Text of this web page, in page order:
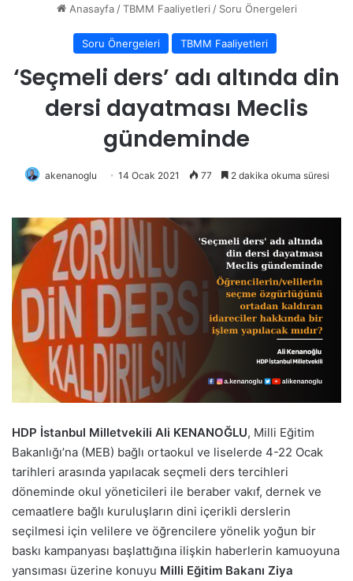
Anasayfa / TBMM Faaliyetleri / Soru Önergeleri
Soru Önergeleri TBMM Faaliyetleri
‘Seçmeli ders’ adı altında din
dersi dayatması Meclis
gündeminde
akenanoglu 14 Ocak 2021 77 2 dakika okuma süresi
HDP İstanbul Milletvekili Ali KENANOĞLU, Milli Eğitim
Bakanlığı’na (MEB) bağlı ortaokul ve liselerde 4-22 Ocak
tarihleri arasında yapılacak seçmeli ders tercihleri
döneminde okul yöneticileri ile beraber vakıf, dernek ve
cemaatlere bağlı kuruluşların dini içerikli derslerin
seçilmesi için velilere ve öğrencilere yönelik yoğun bir
baskı kampanyası başlattığına ilişkin haberlerin kamuoyuna
yansıması üzerine konuyu Milli Eğitim Bakanı Ziya